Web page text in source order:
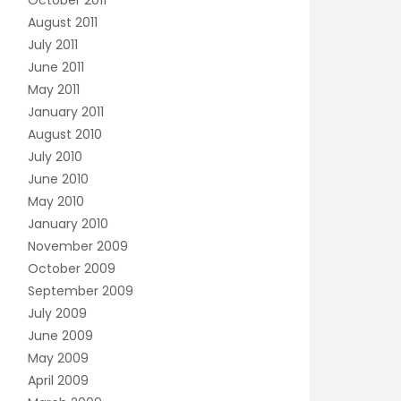
August 2011
July 2011
June 2011
May 2011
January 2011
August 2010
July 2010
June 2010
May 2010
January 2010
November 2009
October 2009
September 2009
July 2009
June 2009
May 2009
April 2009